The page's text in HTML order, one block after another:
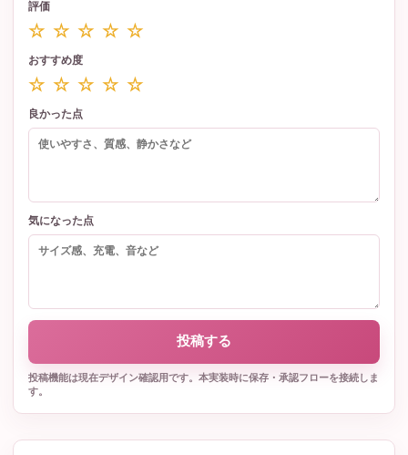
評価
☆ ☆ ☆ ☆ ☆
おすすめ度
☆ ☆ ☆ ☆ ☆
良かった点
気になった点
投稿する
投稿機能は現在デザイン確認用です。本実装時に保存・承認フローを接続しま
す。